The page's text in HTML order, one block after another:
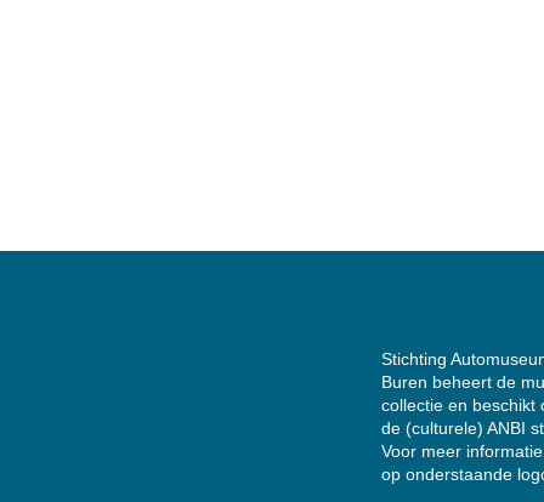
Stichting
Buren beheert de
collectie en beschikt
de (culturele) ANBI
Voor meer
op onderstaande